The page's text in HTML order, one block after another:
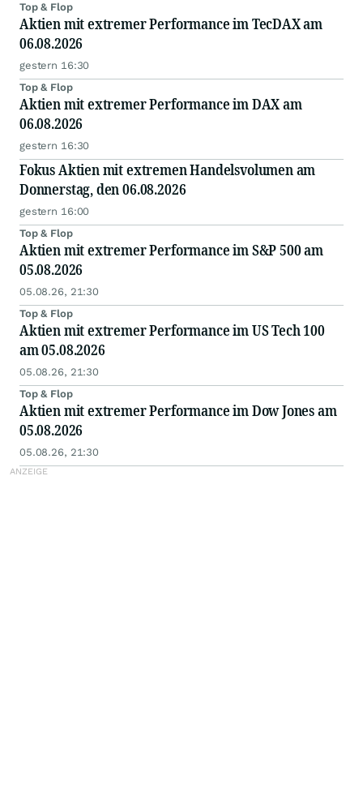
Top & Flop
Aktien mit extremer Performance im TecDAX am
06.08.2026
gestern 16:30
Top & Flop
Aktien mit extremer Performance im DAX am
06.08.2026
gestern 16:30
Fokus Aktien mit extremen Handelsvolumen am
Donnerstag, den 06.08.2026
gestern 16:00
Top & Flop
Aktien mit extremer Performance im S&P 500 am
05.08.2026
05.08.26, 21:30
Top & Flop
Aktien mit extremer Performance im US Tech 100
am 05.08.2026
05.08.26, 21:30
Top & Flop
Aktien mit extremer Performance im Dow Jones am
05.08.2026
05.08.26, 21:30